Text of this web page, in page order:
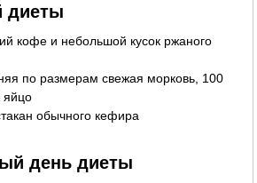
диеты
кофе и небольшой кусок ржаного
по размерам свежая морковь, 100
яйцо
обычного кефира
день диеты